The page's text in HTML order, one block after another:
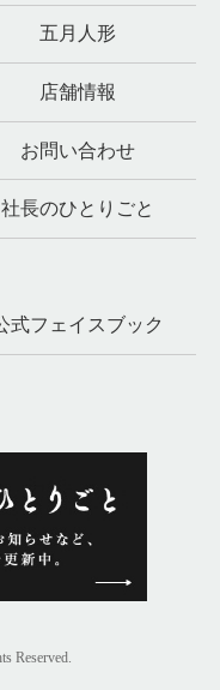
五月人形
店舗情報
お問い合わせ
社長のひとりごと
式フェイスブック
Reserved.